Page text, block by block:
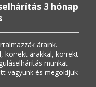
3 hónap
áraink.
korrekt árakkal, korrekt
munkát
vagyunk és megoldjuk